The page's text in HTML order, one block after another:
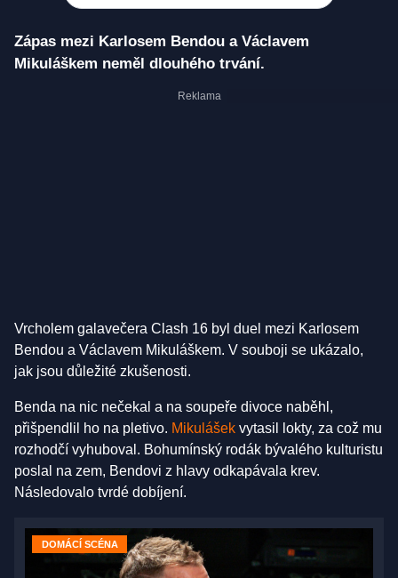
Zápas mezi Karlosem Bendou a Václavem
Mikuláškem neměl dlouhého trvání.
Vrcholem galavečera Clash 16 byl duel mezi Karlosem
Bendou a Václavem Mikuláškem. V souboji se ukázalo,
jak jsou důležité zkušenosti.
Benda na nic nečekal a na soupeře divoce naběhl,
přišpendlil ho na pletivo. Mikulášek vytasil lokty, za což mu
rozhodčí vyhuboval. Bohumínský rodák bývalého kulturistu
poslal na zem, Bendovi z hlavy odkapávala krev.
Následovalo tvrdé dobíjení.
DOMÁCÍ SCÉNA